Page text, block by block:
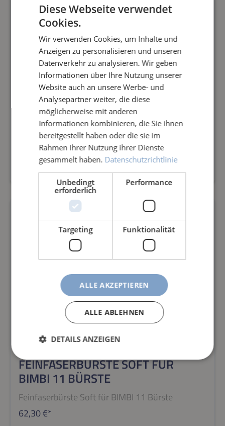
ERSATZMOP CLEARMOP ROT SOFT
FÜR BIMBI 11 BÜRSTE
ErsatzMop ClearMop Rot Soft für BIMBI 11
Bürste
19,80 €*
FEINFASERBÜRSTE SOFT FÜR
BIMBI 11 BÜRSTE
62,30 €*
Diese Webseite verwendet
Cookies.
Wir verwenden Cookies, um Inhalte und
Anzeigen zu personalisieren und unseren
Datenverkehr zu analysieren. Wir geben
Informationen über Ihre Nutzung unserer
Website auch an unsere Werbe- und
Analysepartner weiter, die diese
möglicherweise mit anderen
Informationen kombinieren, die Sie ihnen
bereitgestellt haben oder die sie im
Rahmen Ihrer Nutzung ihrer Dienste
gesammelt haben. Datenschutzrichtlinie
Unbedingt
erforderlich
Performance
Targeting Funktionalität
ALLE AKZEPTIEREN
ALLE ABLEHNEN
DETAILS ANZEIGEN